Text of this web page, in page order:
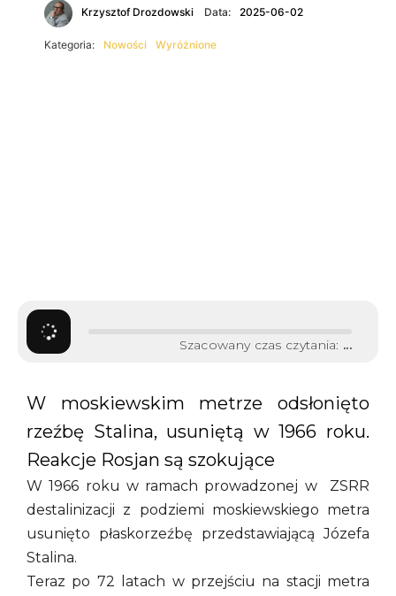
Krzysztof Drozdowski Data: 2025-06-02
Kategoria: Nowości Wyróżnione
Szacowany czas czytania: ...
W moskiewskim metrze odsłonięto
rzeźbę Stalina, usuniętą w 1966 roku.
Reakcje Rosjan są szokujące
W 1966 roku w ramach prowadzonej w ZSRR
destalinizacji z podziemi moskiewskiego metra
usunięto płaskorzeźbę przedstawiającą Józefa
Stalina.
Teraz po 72 latach w przejściu na stacji metra